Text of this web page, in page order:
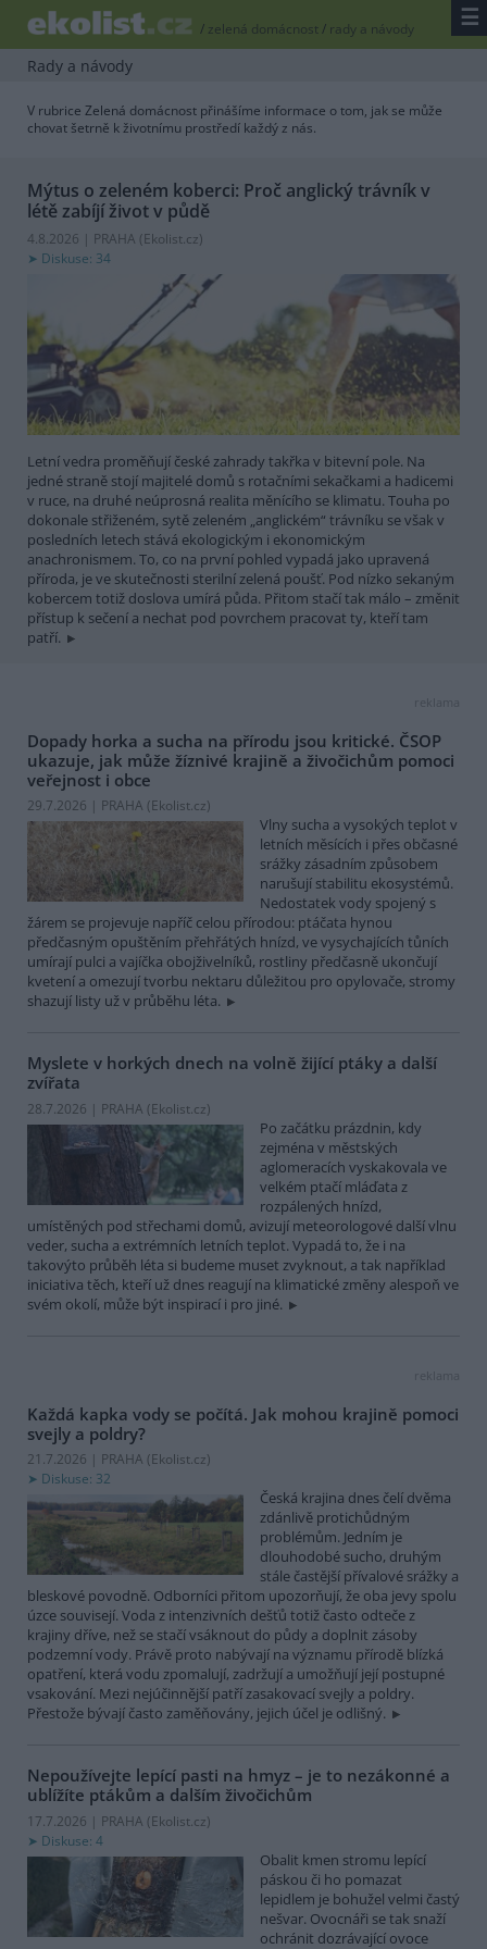
/ zelená domácnost/ rady a návody ☰
Rady a návody
V rubrice Zelená domácnost přinášíme informace o tom, jak se může
chovat šetrně k životnímu prostředí každý z nás.
Mýtus o zeleném koberci: Proč anglický trávník v
létě zabíjí život v půdě
4.8.2026 | PRAHA (Ekolist.cz)
Diskuse: 34
Letní vedra proměňují české zahrady takřka v bitevní pole. Na
jedné straně stojí majitelé domů s rotačními sekačkami a hadicemi
v ruce, na druhé neúprosná realita měnícího se klimatu. Touha po
dokonale střiženém, sytě zeleném „anglickém“ trávníku se však v
posledních letech stává ekologickým i ekonomickým
anachronismem. To, co na první pohled vypadá jako upravená
příroda, je ve skutečnosti sterilní zelená poušť. Pod nízko sekaným
kobercem totiž doslova umírá půda. Přitom stačí tak málo – změnit
přístup k sečení a nechat pod povrchem pracovat ty, kteří tam
patří.
reklama
Dopady horka a sucha na přírodu jsou kritické. ČSOP
ukazuje, jak může žíznivé krajině a živočichům pomoci
veřejnost i obce
29.7.2026 | PRAHA (Ekolist.cz)
Vlny sucha a vysokých teplot v
letních měsících i přes občasné
srážky zásadním způsobem
narušují stabilitu ekosystémů.
Nedostatek vody spojený s
žárem se projevuje napříč celou přírodou: ptáčata hynou
předčasným opuštěním přehřátých hnízd, ve vysychajících tůních
umírají pulci a vajíčka obojživelníků, rostliny předčasně ukončují
kvetení a omezují tvorbu nektaru důležitou pro opylovače, stromy
shazují listy už v průběhu léta.
Myslete v horkých dnech na volně žijící ptáky a další
zvířata
28.7.2026 | PRAHA (Ekolist.cz)
Po začátku prázdnin, kdy
zejména v městských
aglomeracích vyskakovala ve
velkém ptačí mláďata z
rozpálených hnízd,
umístěných pod střechami domů, avizují meteorologové další vlnu
veder, sucha a extrémních letních teplot. Vypadá to, že i na
takovýto průběh léta si budeme muset zvyknout, a tak například
iniciativa těch, kteří už dnes reagují na klimatické změny alespoň ve
svém okolí, může být inspirací i pro jiné.
reklama
Každá kapka vody se počítá. Jak mohou krajině pomoci
svejly a poldry?
21.7.2026 | PRAHA (Ekolist.cz)
Diskuse: 32
Česká krajina dnes čelí dvěma
zdánlivě protichůdným
problémům. Jedním je
dlouhodobé sucho, druhým
stále častější přívalové srážky a
bleskové povodně. Odborníci přitom upozorňují, že oba jevy spolu
úzce souvisejí. Voda z intenzivních dešťů totiž často odteče z
krajiny dříve, než se stačí vsáknout do půdy a doplnit zásoby
podzemní vody. Právě proto nabývají na významu přírodě blízká
opatření, která vodu zpomalují, zadržují a umožňují její postupné
vsakování. Mezi nejúčinnější patří zasakovací svejly a poldry.
Přestože bývají často zaměňovány, jejich účel je odlišný.
Nepoužívejte lepící pasti na hmyz – je to nezákonné a
ublížíte ptákům a dalším živočichům
17.7.2026 | PRAHA (Ekolist.cz)
Diskuse: 4
Obalit kmen stromu lepící
páskou či ho pomazat
lepidlem je bohužel velmi častý
nešvar. Ovocnáři se tak snaží
ochránit dozrávající ovoce